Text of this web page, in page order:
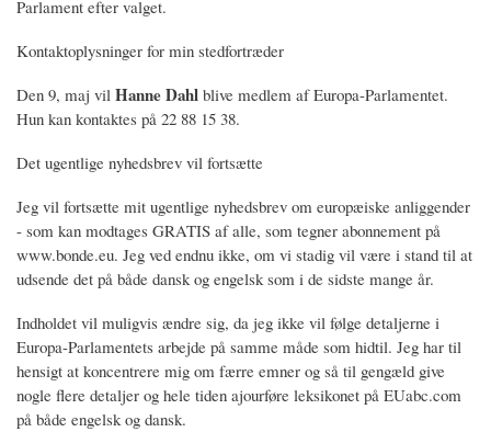
Parlament efter valget.
Kontaktoplysninger for min stedfortræder
Den 9, maj vil Hanne Dahl blive medlem af Europa-Parlamentet.
Hun kan kontaktes på 22 88 15 38.
Det ugentlige nyhedsbrev vil fortsætte
Jeg vil fortsætte mit ugentlige nyhedsbrev om europæiske anliggender
- som kan modtages GRATIS af alle, som tegner abonnement på
www.bonde.eu. Jeg ved endnu ikke, om vi stadig vil være i stand til at
udsende det på både dansk og engelsk som i de sidste mange år.
Indholdet vil muligvis ændre sig, da jeg ikke vil følge detaljerne i
Europa-Parlamentets arbejde på samme måde som hidtil. Jeg har til
hensigt at koncentrere mig om færre emner og så til gengæld give
nogle flere detaljer og hele tiden ajourføre leksikonet på EUabc.com
på både engelsk og dansk.